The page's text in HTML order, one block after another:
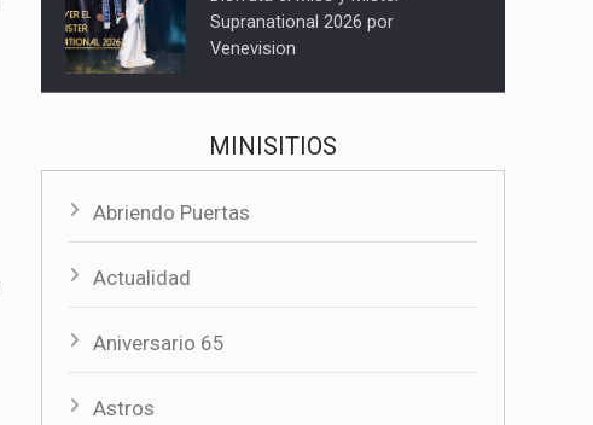
Supranational 2026 por
Venevision
MINISITIOS
Abriendo Puertas
Actualidad
Aniversario 65
Astros